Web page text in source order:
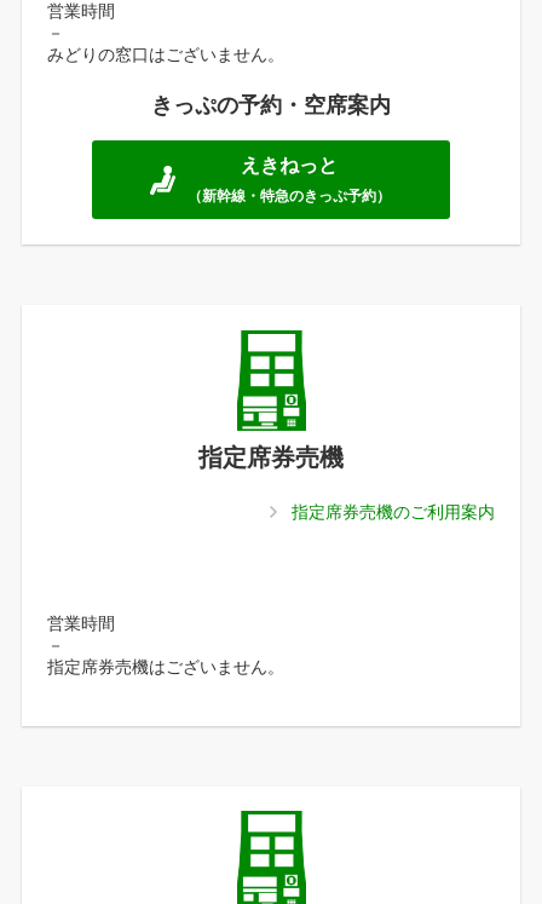
営業時間
－
みどりの窓口はございません。
きっぷの予約・空席案内
えきねっと
（新幹線・特急のきっぷ予約）
指定席券売機
指定席券売機のご利用案内
営業時間
－
指定席券売機はございません。